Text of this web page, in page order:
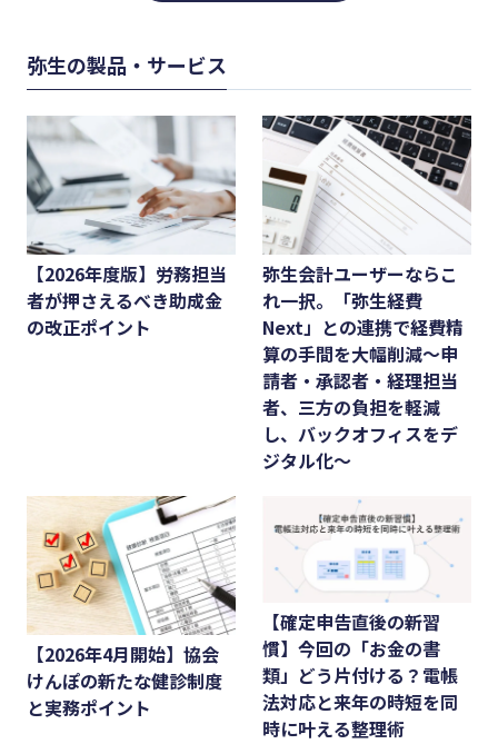
弥生の製品・サービス
【2026年度版】労務担当
者が押さえるべき助成金
の改正ポイント
弥生会計ユーザーならこ
れ一択。「弥生経費
Next」との連携で経費精
算の手間を大幅削減〜申
請者・承認者・経理担当
者、三方の負担を軽減
し、バックオフィスをデ
ジタル化〜
【2026年4月開始】協会
けんぽの新たな健診制度
と実務ポイント
【確定申告直後の新習
慣】今回の「お金の書
類」どう片付ける？電帳
法対応と来年の時短を同
時に叶える整理術